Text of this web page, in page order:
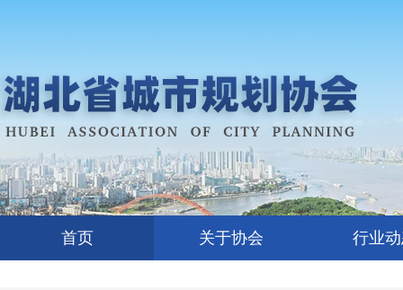
首页 关于协会 行业